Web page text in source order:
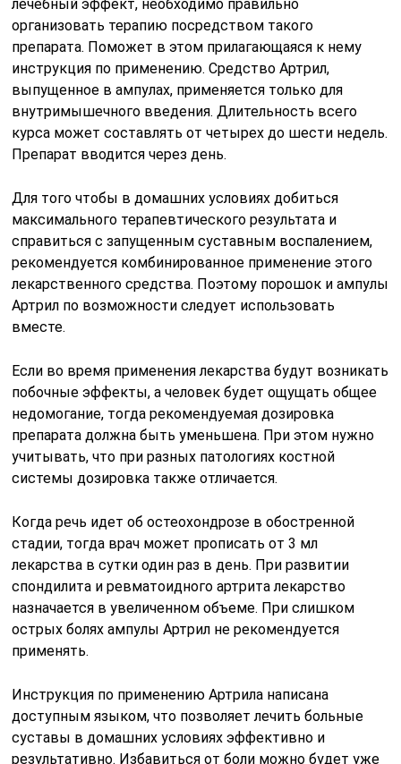
лечебный эффект, необходимо правильно
организовать терапию посредством такого
препарата. Поможет в этом прилагающаяся к нему
инструкция по применению. Средство Артрил,
выпущенное в ампулах, применяется только для
внутримышечного введения. Длительность всего
курса может составлять от четырех до шести недель.
Препарат вводится через день.
Для того чтобы в домашних условиях добиться
максимального терапевтического результата и
справиться с запущенным суставным воспалением,
рекомендуется комбинированное применение этого
лекарственного средства. Поэтому порошок и ампулы
Артрил по возможности следует использовать
вместе.
Если во время применения лекарства будут возникать
побочные эффекты, а человек будет ощущать общее
недомогание, тогда рекомендуемая дозировка
препарата должна быть уменьшена. При этом нужно
учитывать, что при разных патологиях костной
системы дозировка также отличается.
Когда речь идет об остеохондрозе в обостренной
стадии, тогда врач может прописать от 3 мл
лекарства в сутки один раз в день. При развитии
спондилита и ревматоидного артрита лекарство
назначается в увеличенном объеме. При слишком
острых болях ампулы Артрил не рекомендуется
применять.
Инструкция по применению Артрила написана
доступным языком, что позволяет лечить больные
суставы в домашних условиях эффективно и
результативно. Избавиться от боли можно будет уже